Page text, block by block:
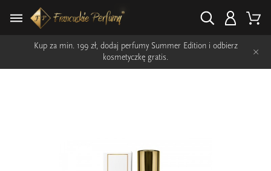
Kup za min. 199 zł, dodaj perfumy Summer Edition i odbierz
kosmetyczkę gratis.
×